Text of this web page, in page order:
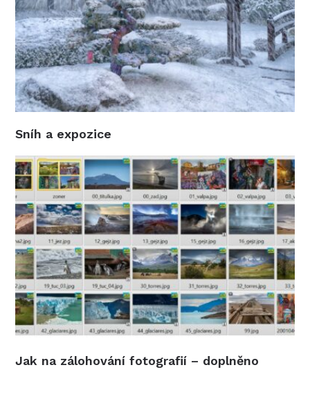
Sníh a expozice
Jak na zálohování fotografií – doplněno